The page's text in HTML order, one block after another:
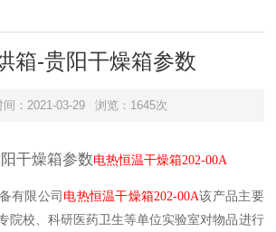
箱-贵阳干燥箱参数
间：2021-03-29 浏览：1645次
干燥箱参数电热恒温干燥箱202-00A
有限公司 电热恒温干燥箱202-00A该产品主要
院校、科研医药卫生等单位实验室对物品进行